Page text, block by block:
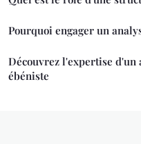
Pourquoi engager un
Découvrez l'expertise
ébéniste